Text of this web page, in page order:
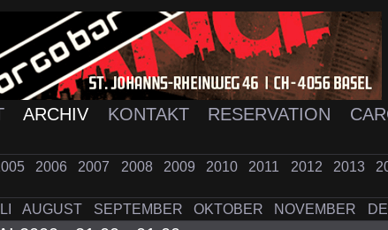
ARCHIV KONTAKT RESERVATION
2006 2007 2008 2009 2010 2011 2012 2013
AUGUST SEPTEMBER OKTOBER NOVEMBER